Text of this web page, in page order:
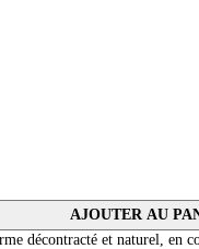
AJOUTER AU
décontracté et naturel, en